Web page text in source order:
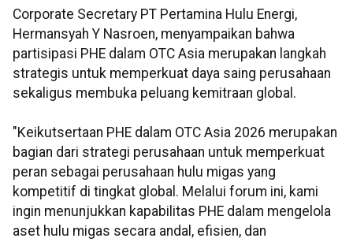
Corporate Secretary PT Pertamina Hulu Energi,
Hermansyah Y Nasroen, menyampaikan bahwa
partisipasi PHE dalam OTC Asia merupakan langkah
strategis untuk memperkuat daya saing perusahaan
sekaligus membuka peluang kemitraan global.
"Keikutsertaan PHE dalam OTC Asia 2026 merupakan
bagian dari strategi perusahaan untuk memperkuat
peran sebagai perusahaan hulu migas yang
kompetitif di tingkat global. Melalui forum ini, kami
ingin menunjukkan kapabilitas PHE dalam mengelola
aset hulu migas secara andal, efisien, dan